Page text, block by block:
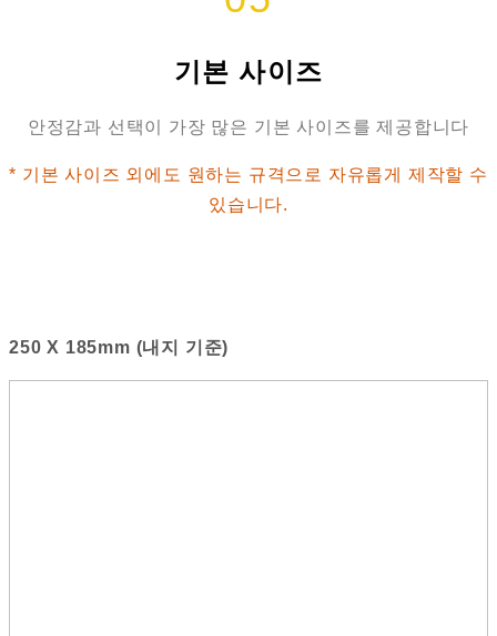
기본 사이즈
안정감과 선택이 가장 많은 기본 사이즈를 제공합니다
* 기본 사이즈 외에도 원하는 규격으로 자유롭게 제작할 수
있습니다.
250 X 185mm (내지 기준)